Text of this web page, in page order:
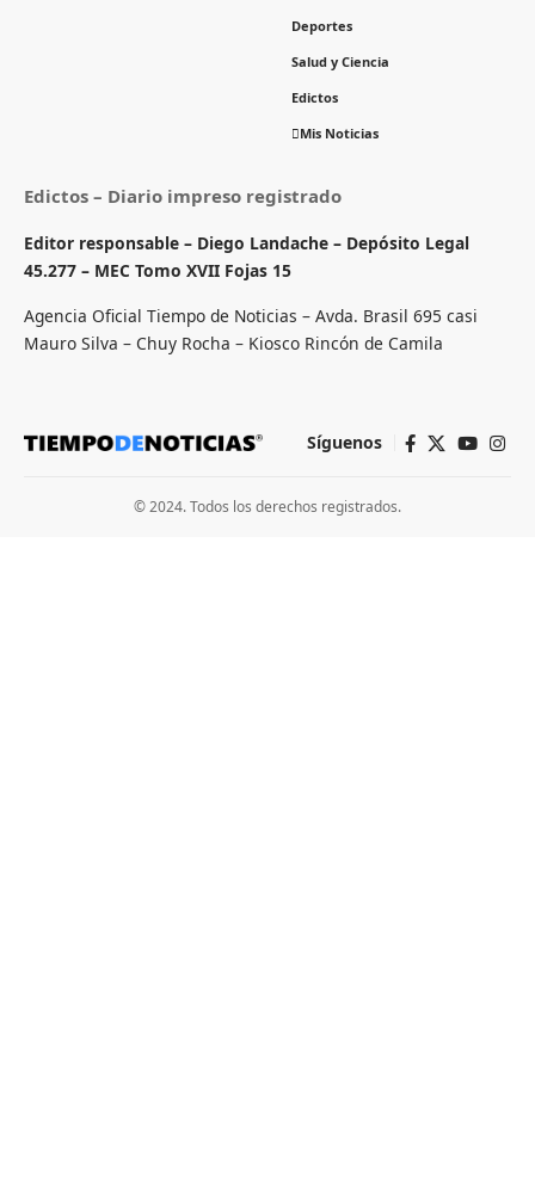
Deportes
Salud y Ciencia
Edictos
Mis Noticias
Edictos – Diario impreso registrado
Editor responsable – Diego Landache – Depósito Legal
45.277 – MEC Tomo XVII Fojas 15
Agencia Oficial Tiempo de Noticias – Avda. Brasil 695 casi
Mauro Silva – Chuy Rocha – Kiosco Rincón de Camila
Síguenos
© 2024. Todos los derechos registrados.